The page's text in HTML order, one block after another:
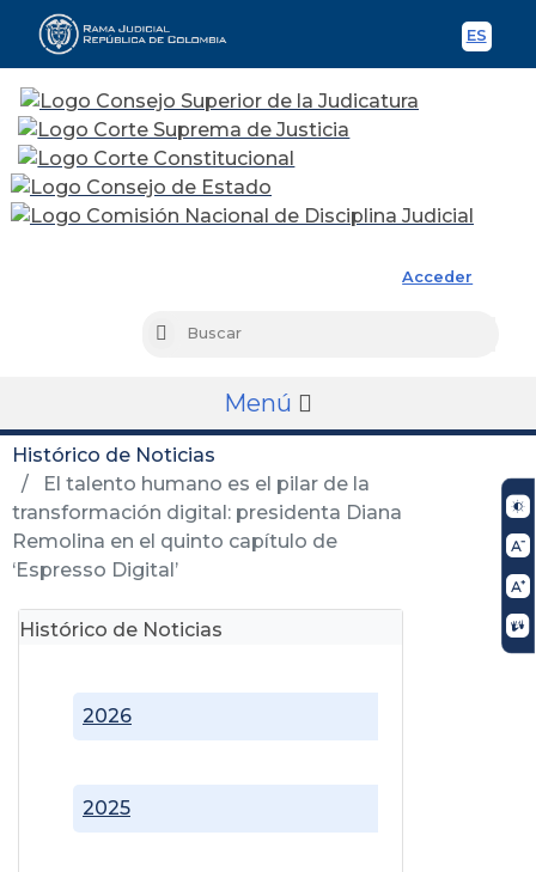
ES
Acceder
Buscar
Menú
Histórico de Noticias
El talento humano es el pilar de la
transformación digital: presidenta Diana
Remolina en el quinto capítulo de
‘Espresso Digital’
Histórico de Noticias
2025
2026